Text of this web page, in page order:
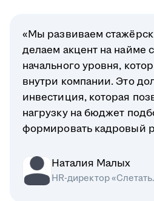
«Мы развиваем
делаем акцент на найме
начального уровня,
внутри компании. Это
инвестиция, которая
нагрузку на бюджет
формировать кадровый
Наталия Малых
HR-директор